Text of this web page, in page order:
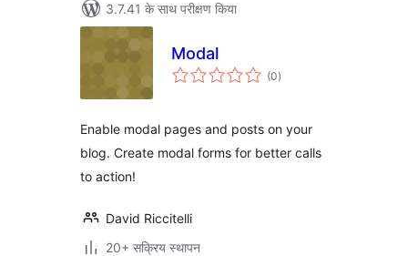
3.7.41 के साथ परीक्षण किया
Modal
(0कुल
दर)
Enable modal pages and posts on your
blog. Create modal forms for better calls
to action!
David Riccitelli
20+ सक्रिय स्थापन